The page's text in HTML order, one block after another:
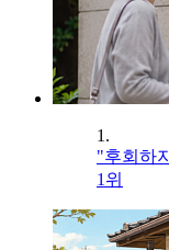
1.
"후회하
1위